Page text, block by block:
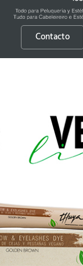
Contacto